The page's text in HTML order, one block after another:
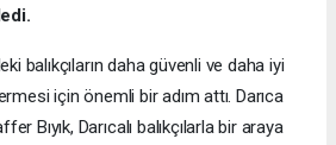
balıkçıların daha güvenli ve daha iyi
için önemli bir adım attı. Darıca
Bıyık, Darıcalı balıkçılarla bir araya